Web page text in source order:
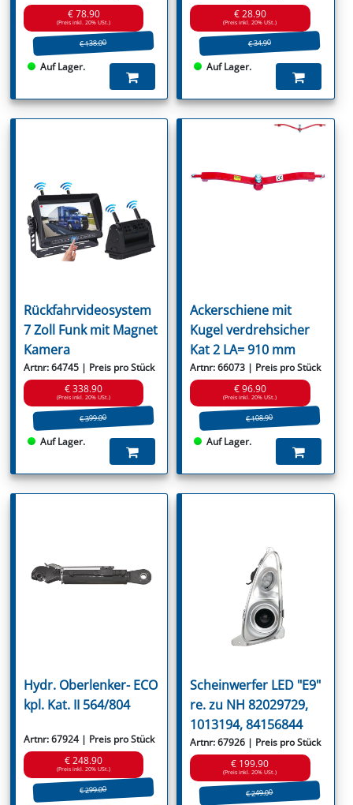
€ 78.90
(Preis inkl. 20% USt.)
€ 138.00
Auf Lager.
€ 28.90
(Preis inkl. 20% USt.)
€ 34.90
Auf Lager.
Rückfahrvideosystem
7 Zoll Funk mit Magnet
Kamera
Artnr: 64745 | Preis pro Stück
€ 338.90
(Preis inkl. 20% USt.)
€ 399.00
Auf Lager.
Ackerschiene mit
Kugel verdrehsicher
Kat 2 LA= 910 mm
Artnr: 66073 | Preis pro Stück
€ 96.90
(Preis inkl. 20% USt.)
€ 108.90
Auf Lager.
Hydr. Oberlenker- ECO
kpl. Kat. II 564/804
Artnr: 67924 | Preis pro Stück
€ 248.90
(Preis inkl. 20% USt.)
€ 299.00
Scheinwerfer LED "E9"
re. zu NH 82029729,
1013194, 84156844
Artnr: 67926 | Preis pro Stück
€ 199.90
(Preis inkl. 20% USt.)
€ 249.00